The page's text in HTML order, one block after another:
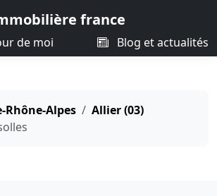
france
de moi Blog et actualités
Rhône-Alpes
Allier (03)